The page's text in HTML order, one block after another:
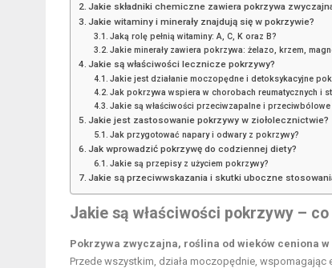
Jakie składniki chemiczne zawiera pokrzywa
Jakie witaminy i minerały znajdują się w pokrzywie?
Jaką rolę pełnią witaminy: A, C, K oraz B?
Jakie minerały zawiera pokrzywa: żelazo, krzem,
Jakie są właściwości lecznicze pokrzywy?
Jakie jest działanie moczopędne i detoksykacyjne
Jak pokrzywa wspiera w chorobach reumatycznych i
Jakie są właściwości przeciwzapalne i przeciwbólowe
Jakie jest zastosowanie pokrzywy w ziołolecznictwie?
Jak przygotować napary i odwary z pokrzywy?
Jak wprowadzić pokrzywę do codziennej diety?
Jakie są przepisy z użyciem pokrzywy?
Jakie są przeciwwskazania i skutki uboczne
Jakie są właściwości pokrzywy –
Pokrzywa zwyczajna, roślina od wieków ceniona
Przede wszystkim, działa moczopędnie,